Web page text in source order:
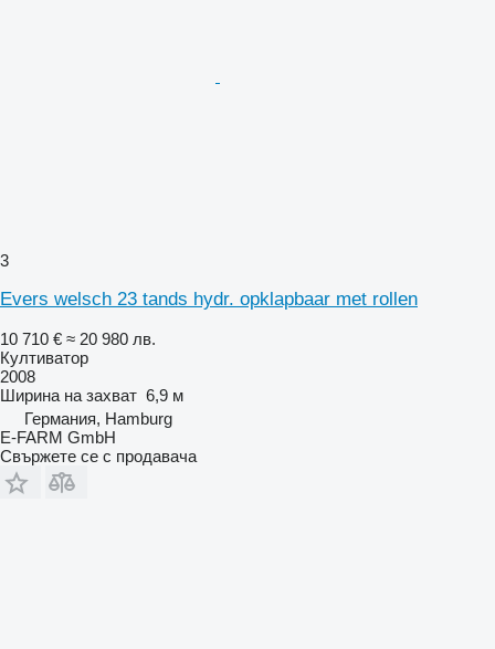
3
Evers welsch 23 tands hydr. opklapbaar met rollen
10 710 € ≈ 20 980 лв.
Култиватор
2008
Ширина на захват 6,9 м
Германия, Hamburg
E-FARM GmbH
Свържете се с продавача